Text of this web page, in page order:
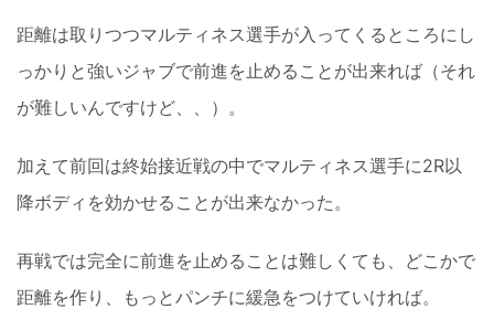
距離は取りつつマルティネス選手が入ってくるところにし
っかりと強いジャブで前進を止めることが出来れば（それ
が難しいんですけど、、）。
加えて前回は終始接近戦の中でマルティネス選手に2R以
降ボディを効かせることが出来なかった。
再戦では完全に前進を止めることは難しくても、どこかで
距離を作り、もっとパンチに緩急をつけていければ。